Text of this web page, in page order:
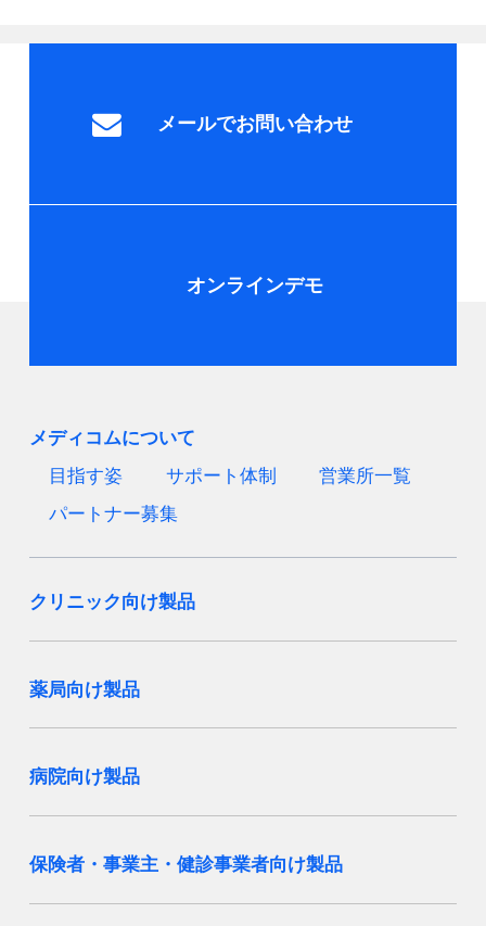
メールでお問い合わせ
オンラインデモ
メディコムについて
目指す姿
サポート体制
営業所一覧
パートナー募集
クリニック向け製品
薬局向け製品
病院向け製品
保険者・事業主・健診事業者向け製品